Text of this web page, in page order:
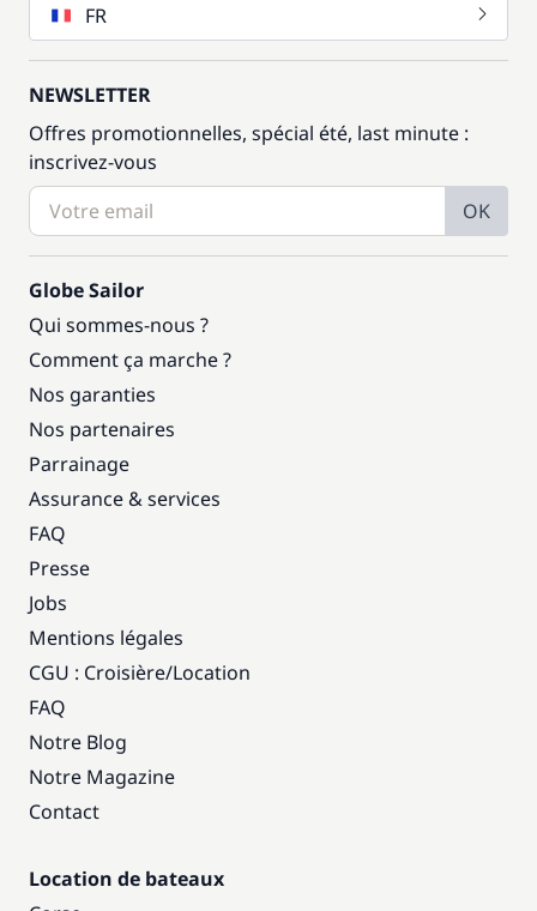
FR
NEWSLETTER
Offres promotionnelles, spécial été, last minute :
inscrivez-vous
OK
Globe Sailor
Qui sommes-nous ?
Comment ça marche ?
Nos garanties
Nos partenaires
Parrainage
Assurance & services
FAQ
Presse
Jobs
Mentions légales
CGU : Croisière/Location
FAQ
Notre Blog
Notre Magazine
Contact
Location de bateaux